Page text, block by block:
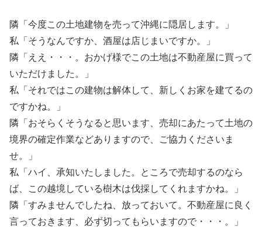
隣「今度この土地建物を売って沖縄に隠居します。」
私「そうなんですか、酒屋は店じまいですか。」
隣「ええ・・・。おかげ様でこの土地は不動産屋に買って
いただけました。」
私「それではこの建物は解体して、新しくお家を建てるの
ですかね。」
隣「おそらくそうなると思います、売却にあたって土地の
境界の確定作業などありますので、ご協力くださいま
せ。」
私「ハイ、承知いたしました。ところで売却するのなら
ば、この越境している樹木は伐採してくれますかね。」
隣「すみませんでしたね、放っておいて。不動産屋に良く
言っておきます、必ず切ってもらいますので・・・。」